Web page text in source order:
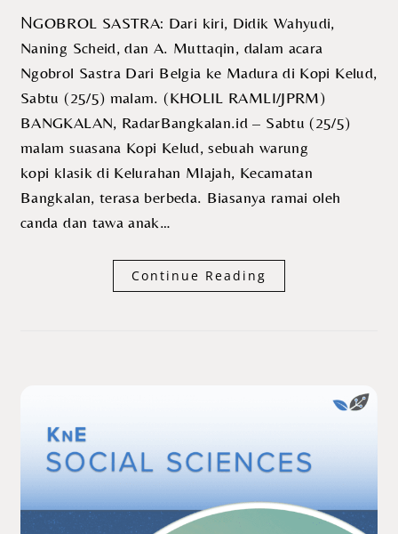
NGOBROL SASTRA: Dari kiri, Didik Wahyudi,
Naning Scheid, dan A. Muttaqin, dalam acara
Ngobrol Sastra Dari Belgia ke Madura di Kopi Kelud,
Sabtu (25/5) malam. (KHOLIL RAMLI/JPRM)
BANGKALAN, RadarBangkalan.id – Sabtu (25/5)
malam suasana Kopi Kelud, sebuah warung
kopi klasik di Kelurahan Mlajah, Kecamatan
Bangkalan, terasa berbeda. Biasanya ramai oleh
canda dan tawa anak…
Continue Reading